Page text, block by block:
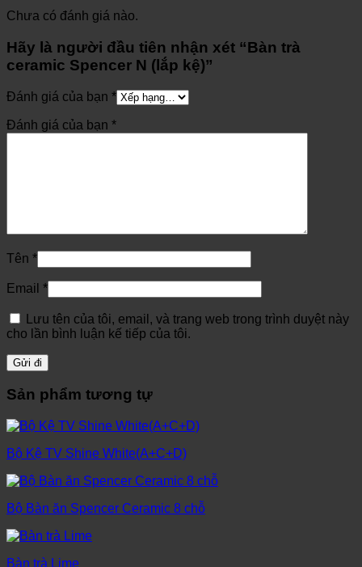
Chưa có đánh giá nào.
Hãy là người đầu tiên nhận xét “Bàn trà
ceramic Spencer N (lắp kệ)”
Đánh giá của bạn *
Đánh giá của bạn *
Tên *
Email *
Lưu tên của tôi, email, và trang web trong trình duyệt này
cho lần bình luận kế tiếp của tôi.
Sản phẩm tương tự
Bộ Kệ TV Shine White(A+C+D)
Bộ Bàn ăn Spencer Ceramic 8 chỗ
Bàn trà Lime